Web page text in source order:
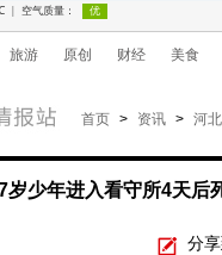
旅游 原创 财经 美食
首页 > 资讯 > 河北
岁少年进入看守所4天后
分